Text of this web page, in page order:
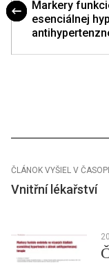
Markery
esenciálnej
ČLÁNOK VYŠIEL V
Vnitřní lékařství